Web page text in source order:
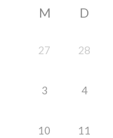
M D
27 28
3 4
10 11